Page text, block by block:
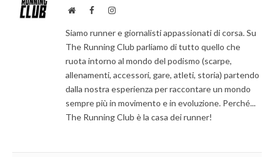
WebsiteFacebookInstagram
Siamo runner e giornalisti appassionati di corsa. Su
The Running Club parliamo di tutto quello che
ruota intorno al mondo del podismo (scarpe,
allenamenti, accessori, gare, atleti, storia) partendo
dalla nostra esperienza per raccontare un mondo
sempre più in movimento e in evoluzione. Perché...
The Running Club è la casa dei runner!